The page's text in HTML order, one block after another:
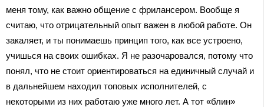
меня тому, как важно общение с фрилансером. Вообще я
считаю, что отрицательный опыт важен в любой работе. Он
закаляет, и ты понимаешь принцип того, как все устроено,
учишься на своих ошибках. Я не разочаровался, потому что
понял, что не стоит ориентироваться на единичный случай и
в дальнейшем находил топовых исполнителей, с
некоторыми из них работаю уже много лет. А тот «блин»